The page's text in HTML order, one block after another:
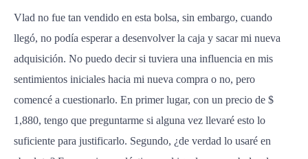
Vlad no fue tan vendido en esta bolsa, sin embargo, cuando
llegó, no podía esperar a desenvolver la caja y sacar mi nueva
adquisición. No puedo decir si tuviera una influencia en mis
sentimientos iniciales hacia mi nueva compra o no, pero
comencé a cuestionarlo. En primer lugar, con un precio de $
1,880, tengo que preguntarme si alguna vez llevaré esto lo
suficiente para justificarlo. Segundo, ¿de verdad lo usaré en